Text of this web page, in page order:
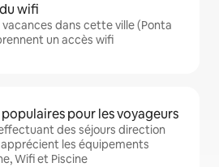
wifi
dans cette ville (Ponta
un accès wifi
pour les voyageurs
des séjours direction
les équipements
Wifi et Piscine